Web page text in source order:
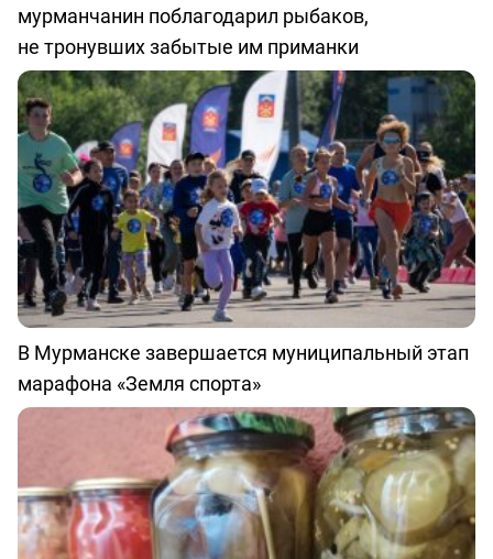
мурманчанин поблагодарил рыбаков,
не тронувших забытые им приманки
В Мурманске завершается муниципальный этап
марафона «Земля спорта»